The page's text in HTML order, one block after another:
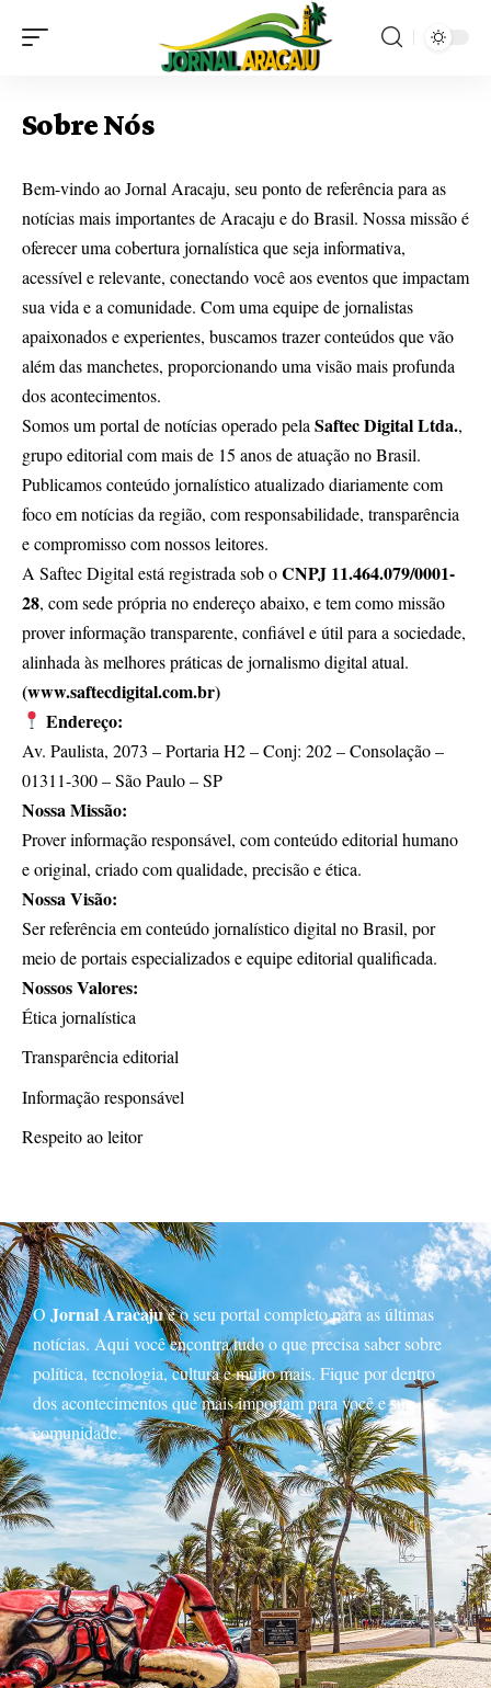
Sobre Nós
Bem-vindo ao Jornal Aracaju, seu ponto de referência para as
notícias mais importantes de Aracaju e do Brasil. Nossa missão é
oferecer uma cobertura jornalística que seja informativa,
acessível e relevante, conectando você aos eventos que impactam
sua vida e a comunidade. Com uma equipe de jornalistas
apaixonados e experientes, buscamos trazer conteúdos que vão
além das manchetes, proporcionando uma visão mais profunda
dos acontecimentos.
Somos um portal de notícias operado pela Saftec Digital Ltda.,
grupo editorial com mais de 15 anos de atuação no Brasil.
Publicamos conteúdo jornalístico atualizado diariamente com
foco em notícias da região, com responsabilidade, transparência
e compromisso com nossos leitores.
A Saftec Digital está registrada sob oCNPJ 11.464.079/0001-
28, com sede própria no endereço abaixo, e tem como missão
prover informação transparente, confiável e útil para a sociedade,
alinhada às melhores práticas de jornalismo digital atual.
(www.saftecdigital.com.br)
Endereço:
Av. Paulista, 2073 – Portaria H2 – Conj: 202 – Consolação –
01311-300 – São Paulo – SP
Nossa Missão:
Prover informação responsável, com conteúdo editorial humano
e original, criado com qualidade, precisão e ética.
Nossa Visão:
Ser referência em conteúdo jornalístico digital no Brasil, por
meio de portais especializados e equipe editorial qualificada.
Nossos Valores:
Ética jornalística
Transparência editorial
Informação responsável
Respeito ao leitor
O Jornal Aracajué o seu portal completo para as últimas
notícias. Aqui você encontra tudo o que precisa saber sobre
política, tecnologia, cultura e muito mais. Fique por dentro
dos acontecimentos que mais importam para você e sua
comunidade.